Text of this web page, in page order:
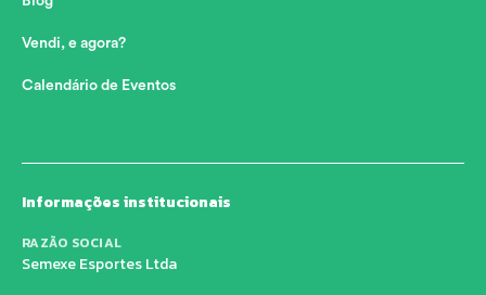
Vendi, e agora?
Calendário de Eventos
Informações institucionais
RAZÃO SOCIAL
Semexe Esportes Ltda